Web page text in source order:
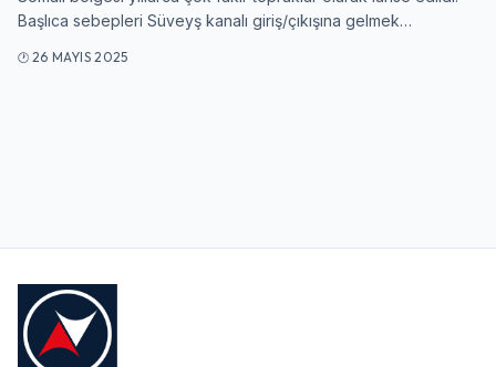
Başlıca sebepleri Süveyş kanalı giriş/çıkışına gelmek…
26 MAYIS 2025
Şifre